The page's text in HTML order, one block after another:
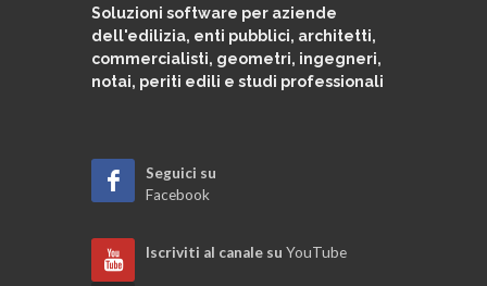
Soluzioni software per aziende
dell'edilizia, enti pubblici, architetti,
commercialisti, geometri, ingegneri,
notai, periti edili e studi professionali
Seguici su
Facebook
Iscriviti al canale su YouTube